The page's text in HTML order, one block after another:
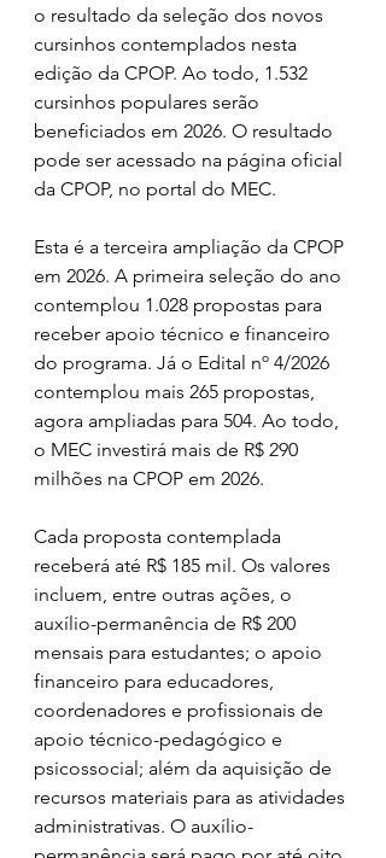
o resultado da seleção dos novos
cursinhos contemplados nesta
edição da CPOP. Ao todo, 1.532
cursinhos populares serão
beneficiados em 2026. O resultado
pode ser acessado na página oficial
da CPOP, no portal do MEC.
Esta é a terceira ampliação da CPOP
em 2026. A primeira seleção do ano
contemplou 1.028 propostas para
receber apoio técnico e financeiro
do programa. Já o Edital nº 4/2026
contemplou mais 265 propostas,
agora ampliadas para 504. Ao todo,
o MEC investirá mais de R$ 290
milhões na CPOP em 2026.
Cada proposta contemplada
receberá até R$ 185 mil. Os valores
incluem, entre outras ações, o
auxílio-permanência de R$ 200
mensais para estudantes; o apoio
financeiro para educadores,
coordenadores e profissionais de
apoio técnico-pedagógico e
psicossocial; além da aquisição de
recursos materiais para as atividades
administrativas. O auxílio-